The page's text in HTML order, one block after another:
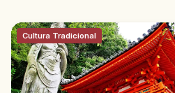
Cultura Tradicional